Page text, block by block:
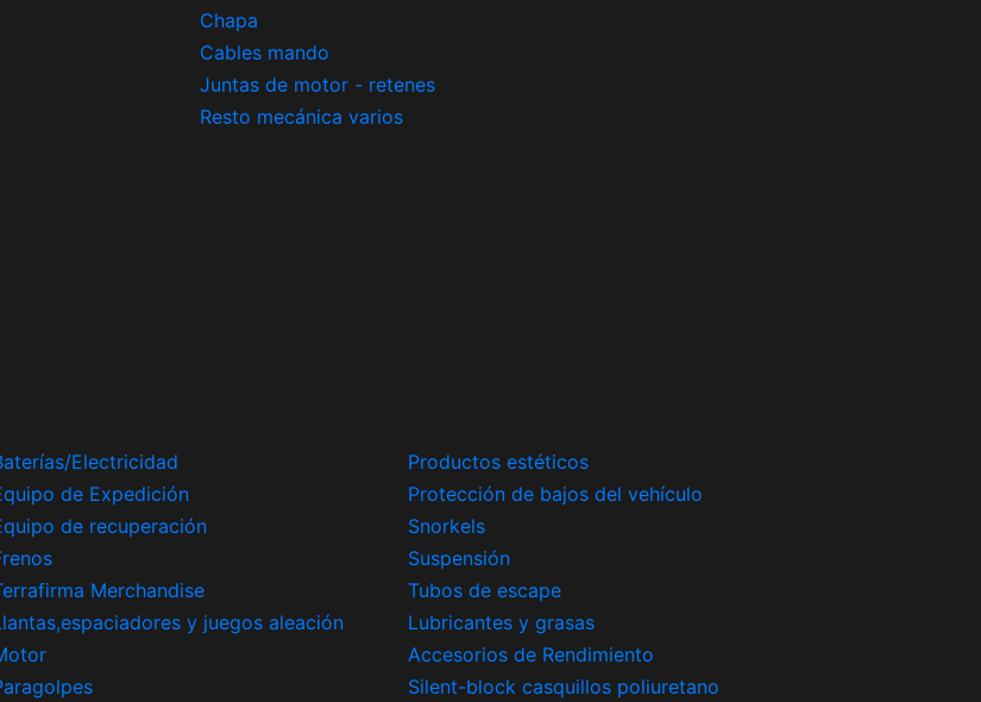
Chapa
Cables mando
Juntas de motor - retenes
Resto mecánica varios
Electricidad
de Expedición
de recuperación
Merchandise
y juegos aleación
Productos estéticos
Protección de bajos del vehículo
Snorkels
Suspensión
Tubos de escape
Lubricantes y grasas
Accesorios de Rendimiento
Silent-block casquillos poliuretano